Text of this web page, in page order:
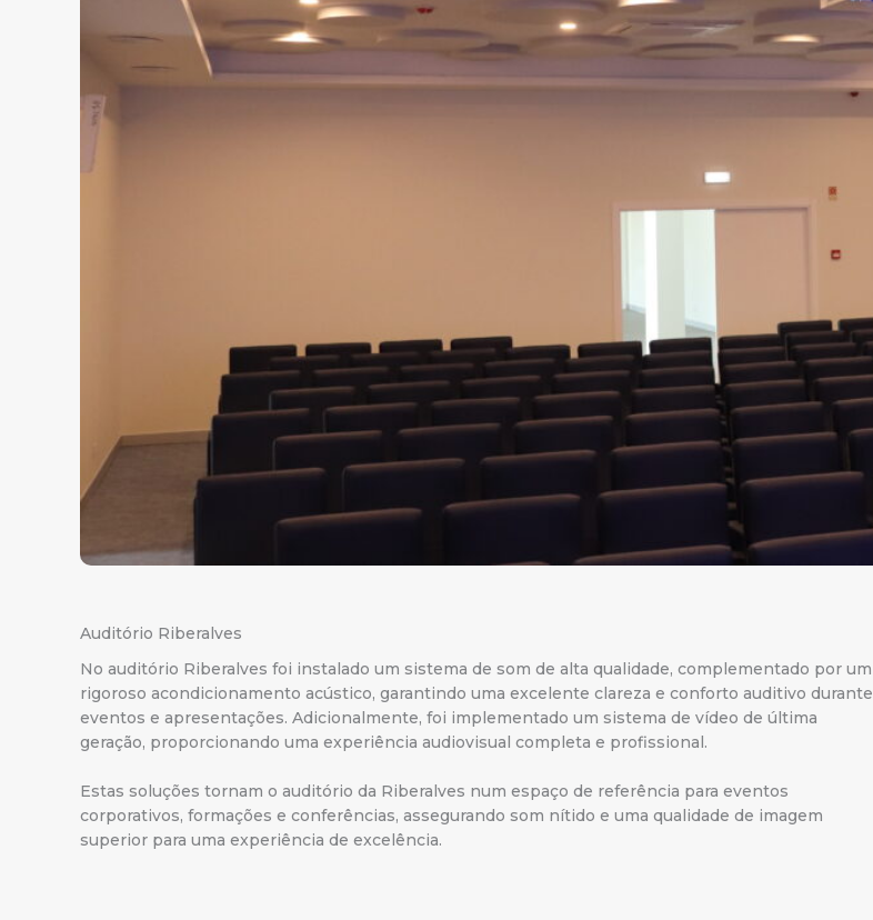
Auditório Riberalves
No auditório Riberalves foi instalado um sistema de som de alta qualidade, complementado por um
rigoroso acondicionamento acústico, garantindo uma excelente clareza e conforto auditivo durante
eventos e apresentações. Adicionalmente, foi implementado um sistema de vídeo de última
geração, proporcionando uma experiência audiovisual completa e profissional.
Estas soluções tornam o auditório da Riberalves num espaço de referência para eventos
corporativos, formações e conferências, assegurando som nítido e uma qualidade de imagem
superior para uma experiência de excelência.